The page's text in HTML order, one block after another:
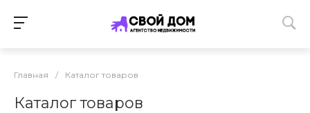
Главная / Каталог товаров
Каталог товаров